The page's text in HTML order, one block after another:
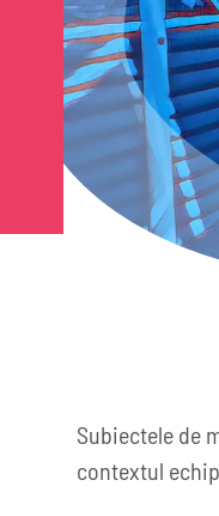
Subiectele de
contextul